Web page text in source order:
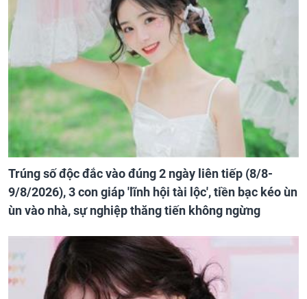
Trúng số độc đắc vào đúng 2 ngày liên tiếp (8/8-
9/8/2026), 3 con giáp 'lĩnh hội tài lộc', tiền bạc kéo ùn
ùn vào nhà, sự nghiệp thăng tiến không ngừng